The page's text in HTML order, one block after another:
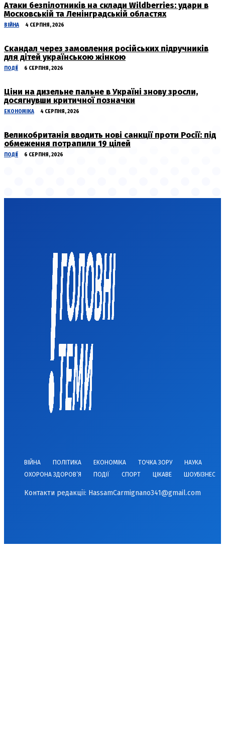
Атаки безпілотників на склади Wildberries: удари в
Московській та Ленінградській областях
ВІЙНА 4 СЕРПНЯ, 2026
Скандал через замовлення російських підручників
для дітей українською жінкою
ПОДІЇ 6 СЕРПНЯ, 2026
Ціни на дизельне пальне в Україні знову зросли,
досягнувши критичної позначки
ЕКОНОМІКА 4 СЕРПНЯ, 2026
Великобританія вводить нові санкції проти Росії: під
обмеження потрапили 19 цілей
ПОДІЇ 6 СЕРПНЯ, 2026
ВІЙНА ПОЛІТИКА ЕКОНОМІКА ТОЧКА ЗОРУ
НАУКА
ОХОРОНА ЗДОРОВ’Я
ПОДІЇ СПОРТ ЦІКАВЕ ШОУБІЗНЕС
Контакти редакції: HassamCarmignano341@gmail.com